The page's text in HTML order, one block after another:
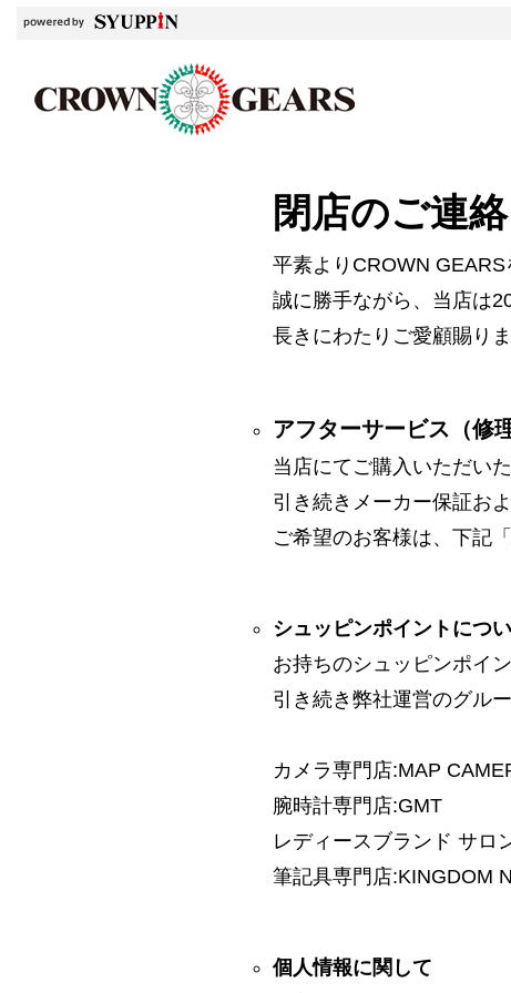
閉店のご連絡
平素よりCROWN GEARS
誠に勝手ながら、当店は
長きにわたりご愛顧賜り
アフターサービス（修
当店にてご購入いただい
引き続きメーカー保証お
ご希望のお客様は、下記
シュッピンポイントにつ
お持ちのシュッピンポイ
引き続き弊社運営のグル
カメラ専門店:MAP
腕時計専門店:GMT
レディースブランド サロ
筆記具専門店:KINGDOM
個人情報に関して